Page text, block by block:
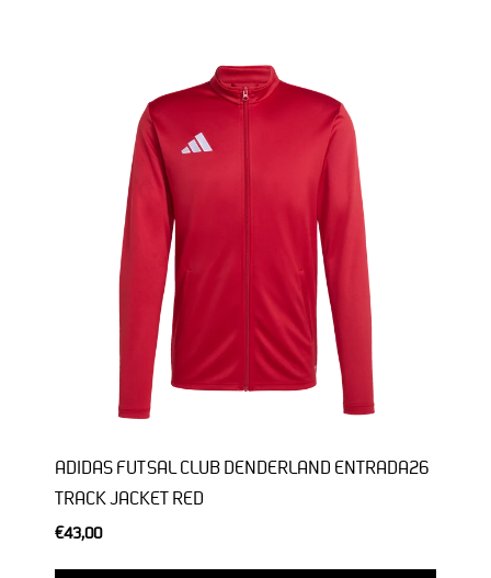
ADIDAS FUTSAL CLUB DENDERLAND ENTRADA26
TRACK JACKET RED
€43,00